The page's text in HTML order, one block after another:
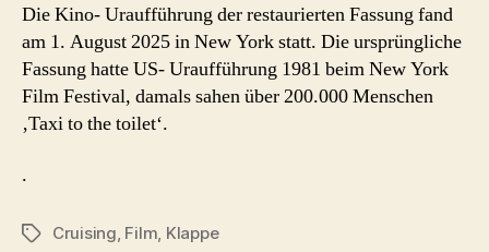
Die Kino- Uraufführung der restaurierten Fassung fand
am 1. August 2025 in New York statt. Die ursprüngliche
Fassung hatte US- Uraufführung 1981 beim New York
Film Festival, damals sahen über 200.000 Menschen
‚Taxi to the toilet‘.
.
Schlagwörter
Cruising, Film, Klappe